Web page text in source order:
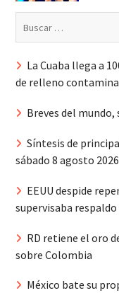
La Cuaba llega a
de relleno
Breves del mundo,
Síntesis de
sábado 8 agosto 2026
EEUU despide
supervisaba respaldo
RD retiene el oro
sobre Colombia
México bate su